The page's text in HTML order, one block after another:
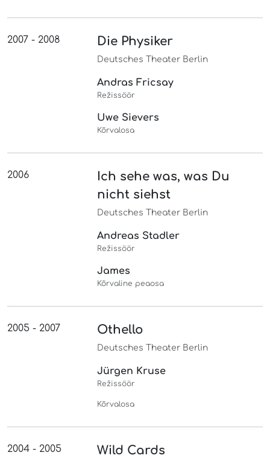
2007 - 2008 Die Physiker
Deutsches Theater Berlin
Andras Fricsay
Režissöör
Uwe Sievers
Kõrvalosa
2006
Ich sehe was, was Du
nicht siehst
Deutsches Theater Berlin
Andreas Stadler
Režissöör
James
Kõrvaline peaosa
2005 - 2007 Othello
Deutsches Theater Berlin
Jürgen Kruse
Režissöör
Kõrvalosa
2004 - 2005 Wild Cards